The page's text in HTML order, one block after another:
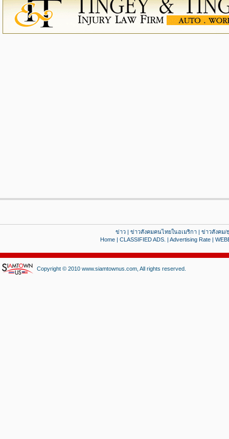
ข่าว| ข่าวสังคมคนไทยในอเมริกา| ข่าวสังคม/
Home| CLASSIFIED ADS. | Advertising Rate|
Copyright © 2010 www.siamtownus.com, All rights reserved.